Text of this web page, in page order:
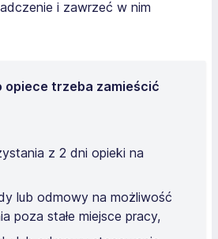
i zawrzeć w nim
opiece trzeba zamieścić
z 2 dni opieki na
lub odmowy na możliwość
poza stałe miejsce pracy,